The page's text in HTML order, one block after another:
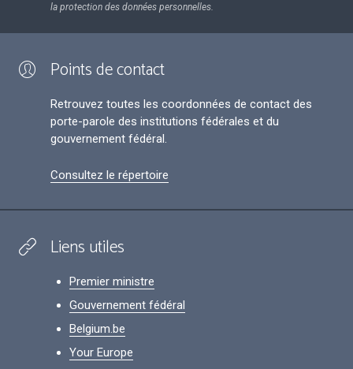
la protection des données personnelles.
Points de contact
Retrouvez toutes les coordonnées de contact des
porte-parole des institutions fédérales et du
gouvernement fédéral.
Consultez le répertoire
Liens utiles
Premier ministre
Gouvernement fédéral
Belgium.be
Your Europe